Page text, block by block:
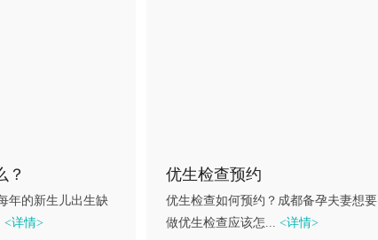
？
的新生儿出生缺
<详情>
优生检查预约
优生检查如何预约？成都备孕夫妻想要
做优生检查应该怎... <详情>